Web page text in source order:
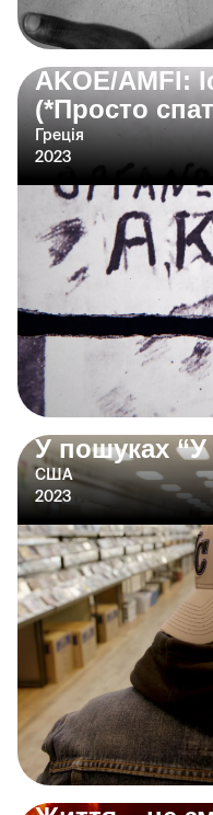
AKOE/AMFI:
(*Просто
Греція
2023
У пошуках
США
2023